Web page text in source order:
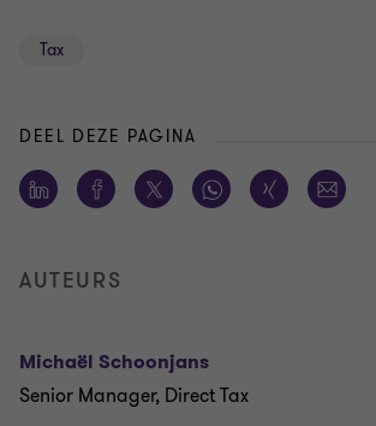
Tax
DEEL DEZE PAGINA
AUTEURS
Michaël Schoonjans
Senior Manager, Direct Tax